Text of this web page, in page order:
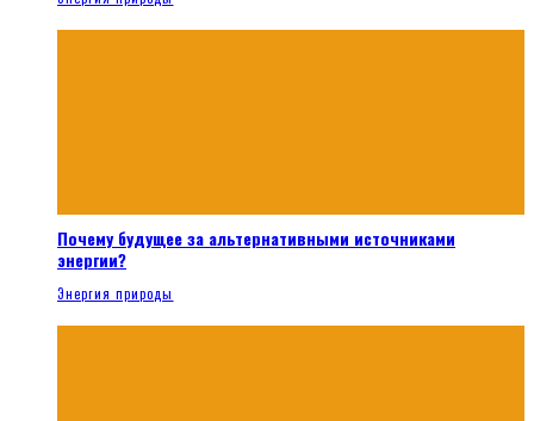
Почему будущее за альтернативными источниками
энергии?
Энергия природы